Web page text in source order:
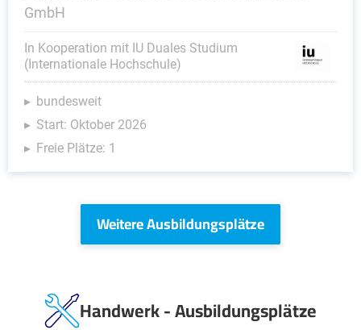
GmbH
In Kooperation mit IU Duales Studium
(Internationale Hochschule)
bundesweit
Start: Oktober 2026
Freie Plätze: 1
Weitere Ausbildungsplätze
Handwerk - Ausbildungsplätze